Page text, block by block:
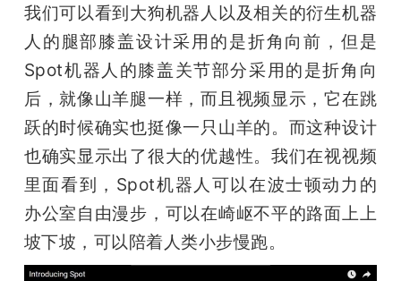
我们可以看到大狗机器人以及相关的衍生机器
人的腿部膝盖设计采用的是折角向前，但是
Spot机器人的膝盖关节部分采用的是折角向
后，就像山羊腿一样，而且视频显示，它在跳
跃的时候确实也挺像一只山羊的。而这种设计
也确实显示出了很大的优越性。我们在视视频
里面看到，Spot机器人可以在波士顿动力的
办公室自由漫步，可以在崎岖不平的路面上上
坡下坡，可以陪着人类小步慢跑。